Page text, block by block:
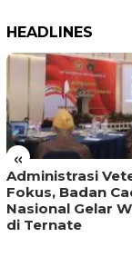
HEADLINES
«
Administrasi
Fokus, Badan
Nasional Gelar
di Ternate